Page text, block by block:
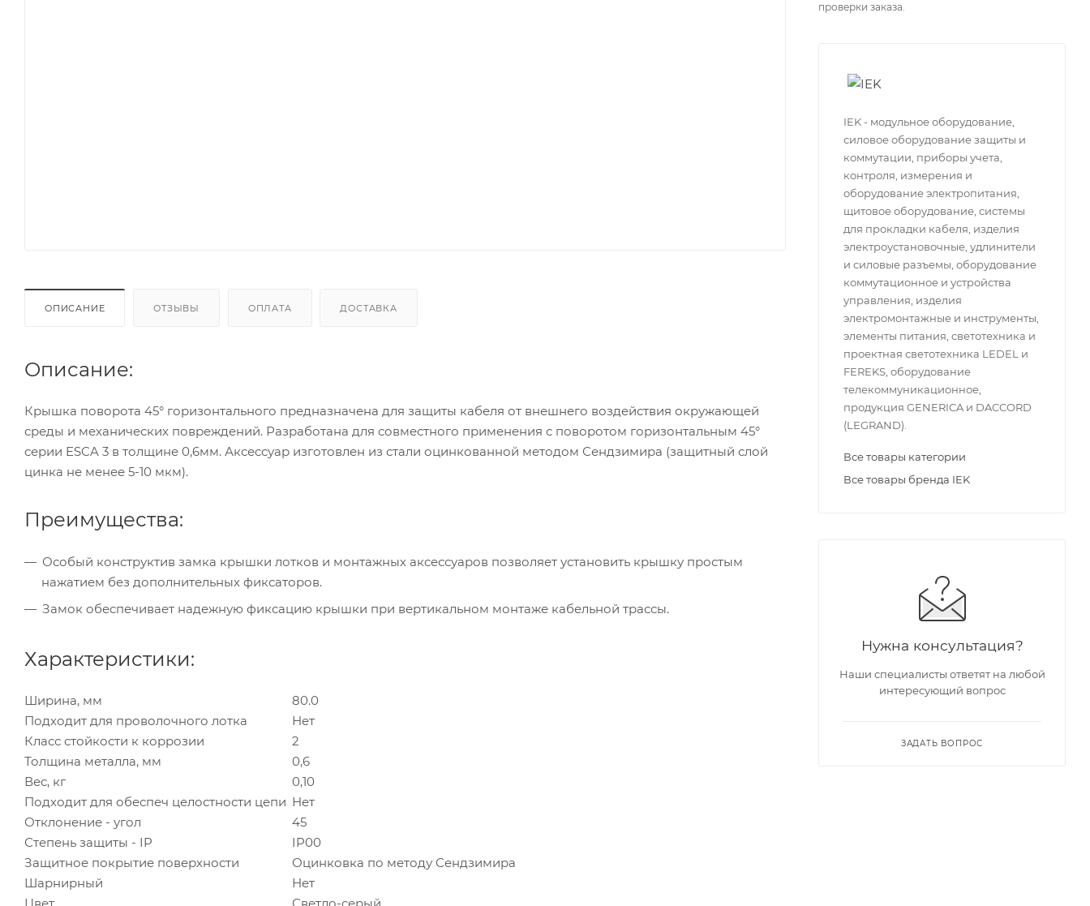
ОПИСАНИЕ ОТЗЫВЫ ОПЛАТА ДОСТАВКА
Описание:
Крышка поворота 45° горизонтального предназначена для защиты кабеля от внешнего воздействия окружающей
среды и механических повреждений. Разработана для совместного применения с поворотом горизонтальным 45°
серии ESCA 3 в толщине 0,6мм. Аксессуар изготовлен из стали оцинкованной методом Сендзимира (защитный слой
цинка не менее 5-10 мкм).
Преимущества:
Особый конструктив замка крышки лотков и монтажных аксессуаров позволяет установить крышку простым
нажатием без дополнительных фиксаторов.
Замок обеспечивает надежную фиксацию крышки при вертикальном монтаже кабельной трассы.
Характеристики:
Ширина, мм
80.0
Подходит для проволочного лотка
Нет
Класс стойкости к коррозии
2
Толщина металла, мм
0,6
Вес, кг
0,10
Подходит для обеспеч целостности цепи Нет
Отклонение - угол
45
Степень защиты - IP
IP00
Защитное покрытие поверхности
Оцинковка по методу Сендзимира
Шарнирный
Нет
Цвет
Светло-серый
проверки заказа.
IEK - модульное оборудование,
силовое оборудование защиты и
коммутации, приборы учета,
контроля, измерения и
оборудование электропитания,
щитовое оборудование, системы
для прокладки кабеля, изделия
электроустановочные, удлинители
и силовые разъемы, оборудование
коммутационное и устройства
управления, изделия
электромонтажные и инструменты,
элементы питания, светотехника и
проектная светотехника LEDEL и
FEREKS, оборудование
телекоммуникационное,
продукция GENERICA и DACCORD
(LEGRAND).
Все товары категории
Все товары бренда IEK
Нужна консультация?
Наши специалисты ответят на любой
интересующий вопрос
ЗАДАТЬ ВОПРОС